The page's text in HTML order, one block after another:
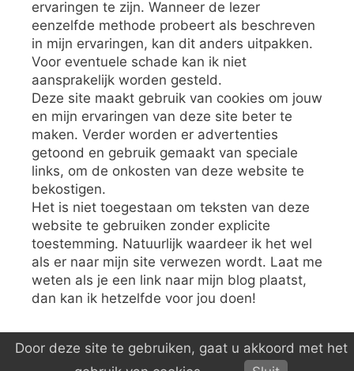
ervaringen te zijn. Wanneer de lezer
eenzelfde methode probeert als beschreven
in mijn ervaringen, kan dit anders uitpakken.
Voor eventuele schade kan ik niet
aansprakelijk worden gesteld.
Deze site maakt gebruik van cookies om jouw
en mijn ervaringen van deze site beter te
maken. Verder worden er advertenties
getoond en gebruik gemaakt van speciale
links, om de onkosten van deze website te
bekostigen.
Het is niet toegestaan om teksten van deze
website te gebruiken zonder explicite
toestemming. Natuurlijk waardeer ik het wel
als er naar mijn site verwezen wordt. Laat me
weten als je een link naar mijn blog plaatst,
dan kan ik hetzelfde voor jou doen!
© 2026 S V M V • Gebouwd met GeneratePress
Door deze site te gebruiken, gaat u akkoord met het